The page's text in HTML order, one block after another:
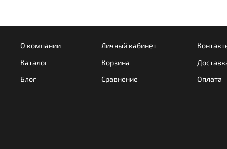
О компании
Каталог
Блог
Личный кабинет
Корзина
Сравнение
Оплата